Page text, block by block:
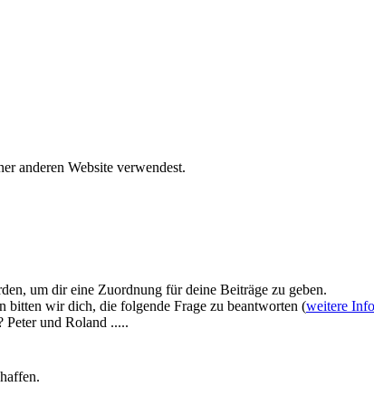
anderen Website verwendest.
um dir eine Zuordnung für deine Beiträge zu geben.
bitten wir dich, die folgende Frage zu beantworten (weitere
Peter und Roland .....